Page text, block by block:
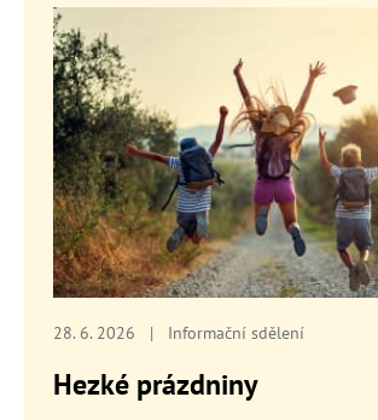
28. 6. 2026 | Informační sdělení
Hezké prázdniny